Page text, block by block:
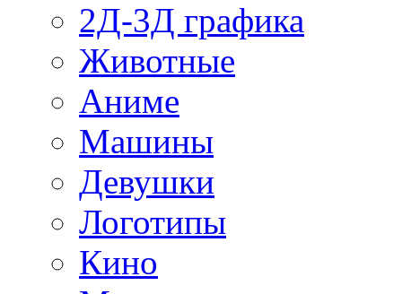
2Д-3Д графика
Животные
Аниме
Машины
Девушки
Логотипы
Кино